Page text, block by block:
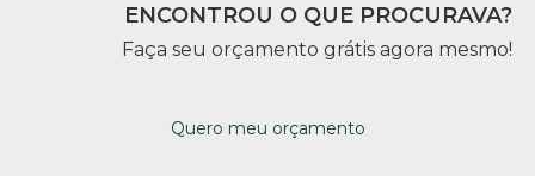
ENCONTROU O QUE PROCURAVA?
Faça seu orçamento grátis agora mesmo!
Quero meu orçamento